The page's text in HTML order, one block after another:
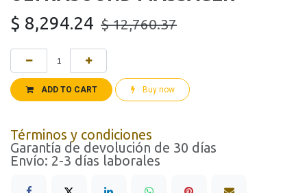
$ 8,294.24 $12,760.37
ADD TO CART Buy now
Términos y condiciones
Garantía de devolución de 30 días
Envío: 2-3 días laborales